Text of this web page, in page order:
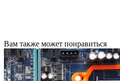
Вам также может понравиться